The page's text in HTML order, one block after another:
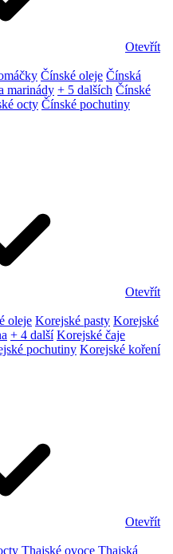
Otevřít
Čínské oleje Čínská
marinády + 5 dalších Čínské
octy Čínské pochutiny
Otevřít
oleje Korejské pasty Korejské
+ 4 další Korejské čaje
pochutiny Korejské koření
Otevřít
Thajské ovoce Thajská